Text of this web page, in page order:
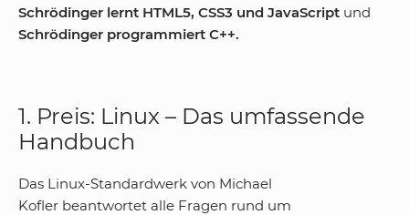
Schrödinger lernt HTML5, CSS3 und JavaScript und
Schrödinger programmiert C++.
1. Preis: Linux – Das umfassende
Handbuch
Das Linux-Standardwerk von Michael
Kofler beantwortet alle Fragen rund um